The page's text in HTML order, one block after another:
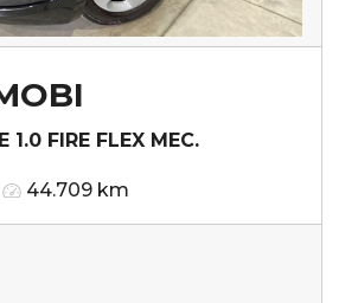
1.0 FIRE FLEX MEC.
44.709 km